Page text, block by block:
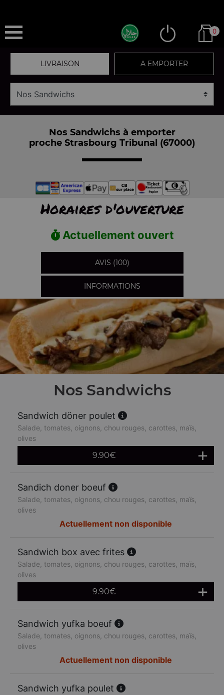
0
LIVRAISON A EMPORTER
Nos Sandwichs à emporter
proche Strasbourg Tribunal (67000)
Horaires d'ouverture
Actuellement ouvert
AVIS (100)
INFORMATIONS
Nos Sandwichs
Sandwich döner poulet
Salade, tomates, oignons, chou rouges, carottes, maïs,
olives
9.90€
Sandich doner boeuf
Salade, tomates, oignons, chou rouges, carottes, maïs,
olives
Actuellement non disponible
Sandwich box avec frites
Salade, tomates, oignons, chou rouges, carottes, maïs,
olives
9.90€
Sandwich yufka boeuf
Salade, tomates, oignons, chou rouges, carottes, maïs,
olives
Actuellement non disponible
Sandwich yufka poulet